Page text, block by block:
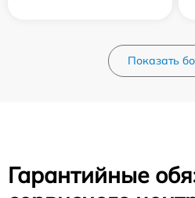
Показать
Гарантийные